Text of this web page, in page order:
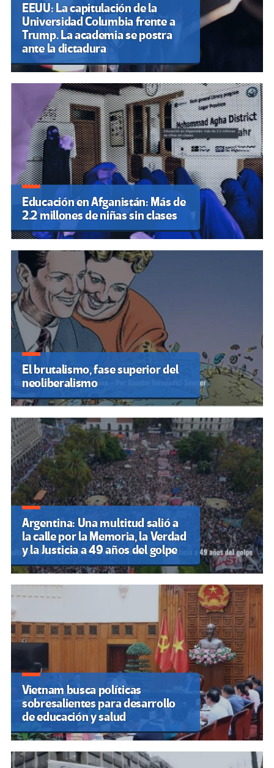
EEUU: La capitulación de la
Universidad Columbia frente a
Trump. La academia se postra
ante la dictadura
Educación en Afganistán: Más de
2.2 millones de niñas sin clases
El brutalismo, fase superior del
neoliberalismo
Argentina: Una multitud salió a
la calle por la Memoria, la Verdad
y la Justicia a 49 años del golpe
Vietnam busca políticas
sobresalientes para desarrollo
de educación y salud